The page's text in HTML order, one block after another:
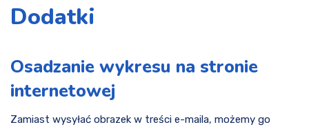
Dodatki
Osadzanie wykresu na stronie
internetowej
Zamiast wysyłać obrazek w treści e-maila, możemy go